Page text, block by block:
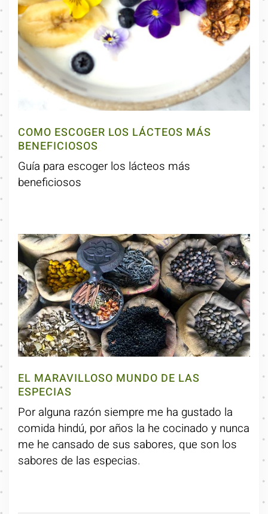
COMO ESCOGER LOS LÁCTEOS MÁS
BENEFICIOSOS
Guía para escoger los lácteos más
beneficiosos
EL MARAVILLOSO MUNDO DE LAS
ESPECIAS
Por alguna razón siempre me ha gustado la
comida hindú, por años la he cocinado y nunca
me he cansado de sus sabores, que son los
sabores de las especias.